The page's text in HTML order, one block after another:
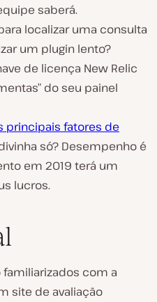
saberá.
localizar uma consulta
um plugin lento?
de licença New Relic
do seu painel
principais fatores de
só? Desempenho é
em 2019 terá um
lucros.
familiarizados com a
site de avaliação